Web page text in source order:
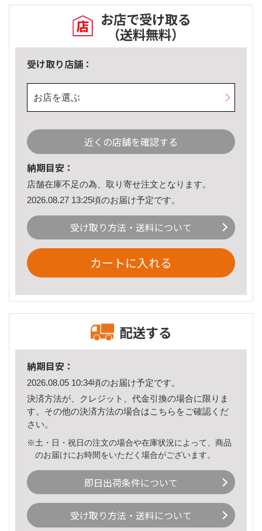
お店で受け取る
（送料無料）
受け取り店舗：
お店を選ぶ
近くの店舗を確認する
納期目安：
店舗在庫不足の為、取り寄せ注文となります。
2026.08.27 13:25頃のお届け予定です。
受け取り方法・送料について
カートに入れる
配送する
納期目安：
2026.08.05 10:34頃のお届け予定です。
決済方法が、クレジット、代金引換の場合に限りま
す。その他の決済方法の場合はこちら をご確認くだ
さい。
※土・日・祝日の注文の場合や在庫状況によって、商品
のお届けにお時間をいただく場合がございます。
即日出荷条件について
受け取り方法・送料について